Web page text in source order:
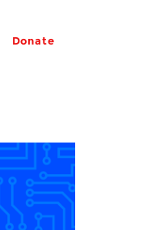
Donate